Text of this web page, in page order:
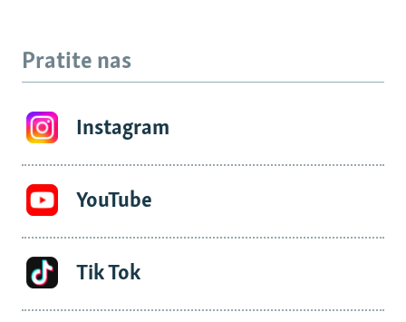
Pratite nas
Instagram
YouTube
Tik Tok